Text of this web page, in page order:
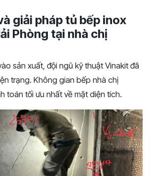
giải pháp tủ bếp inox
Phòng tại nhà chị
sản xuất, đội ngũ kỹ thuật Vinakit đã
trạng. Không gian bếp nhà chị
toán tối ưu nhất về mặt diện tích.